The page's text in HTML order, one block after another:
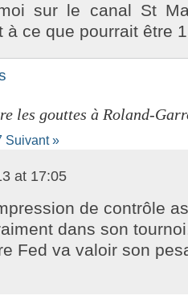
sur le canal St
à ce que pour­rait être
les gouttes à Roland-
Suivant »
at 17:05
de contrôle
dans son
Fed va valoir son